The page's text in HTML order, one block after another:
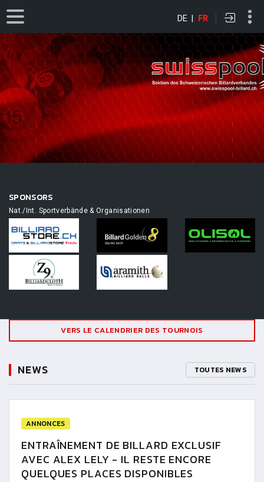
DE | FR
SPONSORS
Nat./Int. Sportverbände & Organisationen
VERS LE CALENDRIER DES TOURNOIS
NEWS TOUTES NEWS
ANNONCES
ENTRAÎNEMENT DE BILLARD EXCLUSIF
AVEC ALEX LELY - IL RESTE ENCORE
QUELQUES PLACES DISPONIBLES